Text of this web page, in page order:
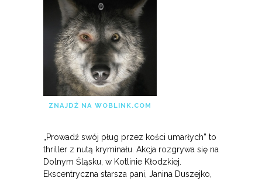
ZNAJDŹ NA WOBLINK.COM
„Prowadź swój pług przez kości umarłych” to
thriller z nutą kryminału. Akcja rozgrywa się na
Dolnym Śląsku, w Kotlinie Kłodzkiej.
Ekscentryczna starsza pani, Janina Duszejko,